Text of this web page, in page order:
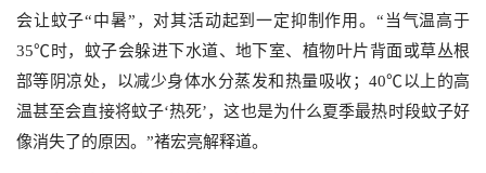
会让蚊子“中暑”，对其活动起到一定抑制作用。“当气温高于
35℃时，蚊子会躲进下水道、地下室、植物叶片背面或草丛根
部等阴凉处，以减少身体水分蒸发和热量吸收；40℃以上的高
温甚至会直接将蚊子‘热死’，这也是为什么夏季最热时段蚊子好
像消失了的原因。”褚宏亮解释道。